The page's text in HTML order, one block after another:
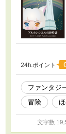
24h.ポイント
ファンタジ
冒険
文字数